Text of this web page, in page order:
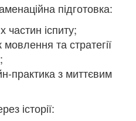
підготовка:
частин іспиту;
та стратегії
практика з миттєвим
історії: